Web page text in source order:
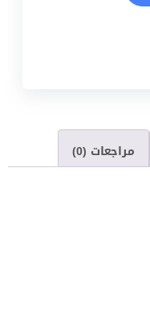
مراجعات (0)